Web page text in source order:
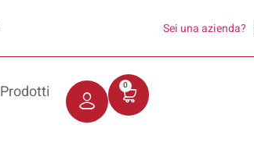
Sei una azienda?
Prodotti 0